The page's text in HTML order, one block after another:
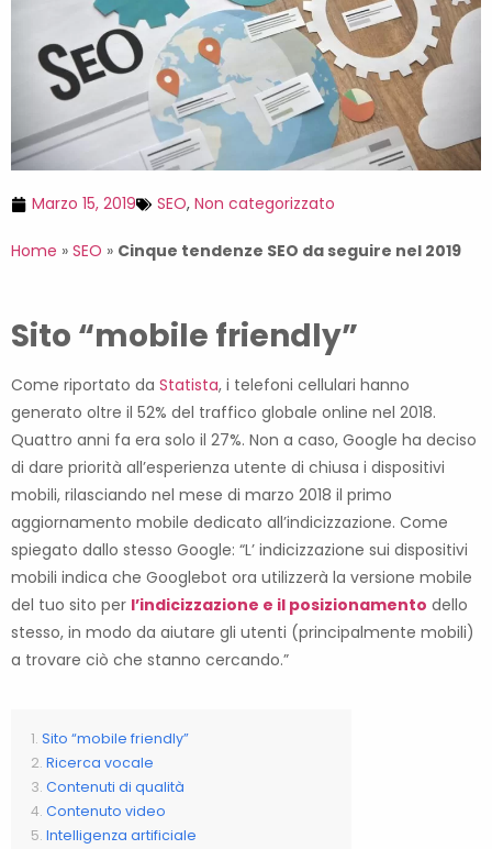
Marzo 15, 2019 SEO, Non categorizzato
Home » SEO » Cinque tendenze SEO da seguire nel 2019
Sito “mobile friendly”
Come riportato da Statista, i telefoni cellulari hanno
generato oltre il 52% del traffico globale online nel 2018.
Quattro anni fa era solo il 27%. Non a caso, Google ha deciso
di dare priorità all’esperienza utente di chiusa i dispositivi
mobili, rilasciando nel mese di marzo 2018 il primo
aggiornamento mobile dedicato all’indicizzazione. Come
spiegato dallo stesso Google: “L’ indicizzazione sui dispositivi
mobili indica che Googlebot ora utilizzerà la versione mobile
del tuo sito per l’indicizzazione e il posizionamento dello
stesso, in modo da aiutare gli utenti (principalmente mobili)
a trovare ciò che stanno cercando.”
Sito “mobile friendly”
Ricerca vocale
Contenuti di qualità
Contenuto video
Intelligenza artificiale